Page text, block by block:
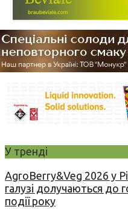
У тренді
AgroBerry&Veg 2026 у
галузі долучаються до
події року